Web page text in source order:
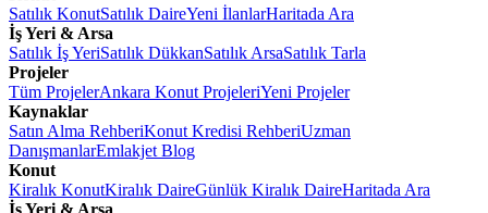
Satılık KonutSatılık DaireYeni İlanlarHaritada Ara
İş Yeri & Arsa
Satılık İş YeriSatılık DükkanSatılık ArsaSatılık Tarla
Projeler
Tüm ProjelerAnkara Konut ProjeleriYeni Projeler
Kaynaklar
Satın Alma RehberiKonut Kredisi RehberiUzman
DanışmanlarEmlakjet Blog
Konut
Kiralık KonutKiralık DaireGünlük Kiralık DaireHaritada Ara
İş Yeri & Arsa